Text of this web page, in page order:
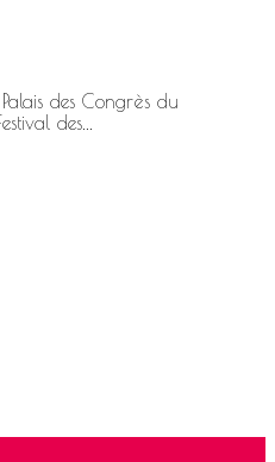
des Congrès du
des...